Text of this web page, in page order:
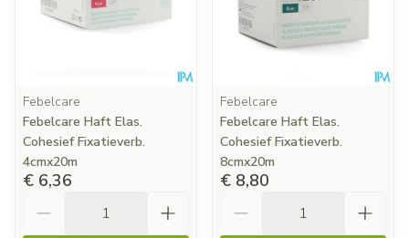
Febelcare
Febelcare Haft Elas.
Cohesief Fixatieverb.
4cmx20m
€ 6,36
Febelcare
Febelcare Haft Elas.
Cohesief Fixatieverb.
8cmx20m
€ 8,80